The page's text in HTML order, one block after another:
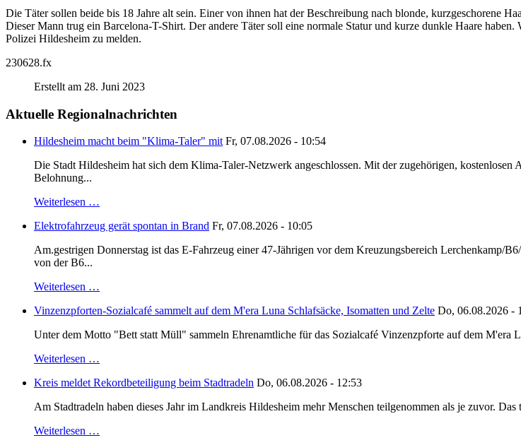
Die Täter sollen beide bis 18 Jahre alt sein. Einer von ihnen hat der Beschreibung nach blonde, kurzgeschorene
Dieser Mann trug ein Barcelona-T-Shirt. Der andere Täter soll eine normale Statur und kurze dunkle Haare
Polizei Hildesheim zu melden.
230628.fx
Erstellt am 28. Juni 2023
Aktuelle Regionalnachrichten
Hildesheim macht beim "Klima-Taler" mit Fr, 07.08.2026 - 10:54
Die Stadt Hildesheim hat sich dem Klima-Taler-Netzwerk angeschlossen. Mit der zugehörigen,
Belohnung...
Weiterlesen …
Elektrofahrzeug gerät spontan in Brand Fr, 07.08.2026 - 10:05
Am.gestrigen Donnerstag ist das E-Fahrzeug einer 47-Jährigen vor dem Kreuzungsbereich Lerchenkamp/
von der B6...
Weiterlesen …
Vinzenzpforten-Sozialcafé sammelt auf dem M'era Luna Schlafsäcke, Isomatten und Zelte Do, 06.08.2026 -
Unter dem Motto "Bett statt Müll" sammeln Ehrenamtliche für das Sozialcafé Vinzenzpforte auf dem M'era
Weiterlesen …
Kreis meldet Rekordbeteiligung beim Stadtradeln Do, 06.08.2026 - 12:53
Am Stadtradeln haben dieses Jahr im Landkreis Hildesheim mehr Menschen teilgenommen als je zuvor.
Weiterlesen …